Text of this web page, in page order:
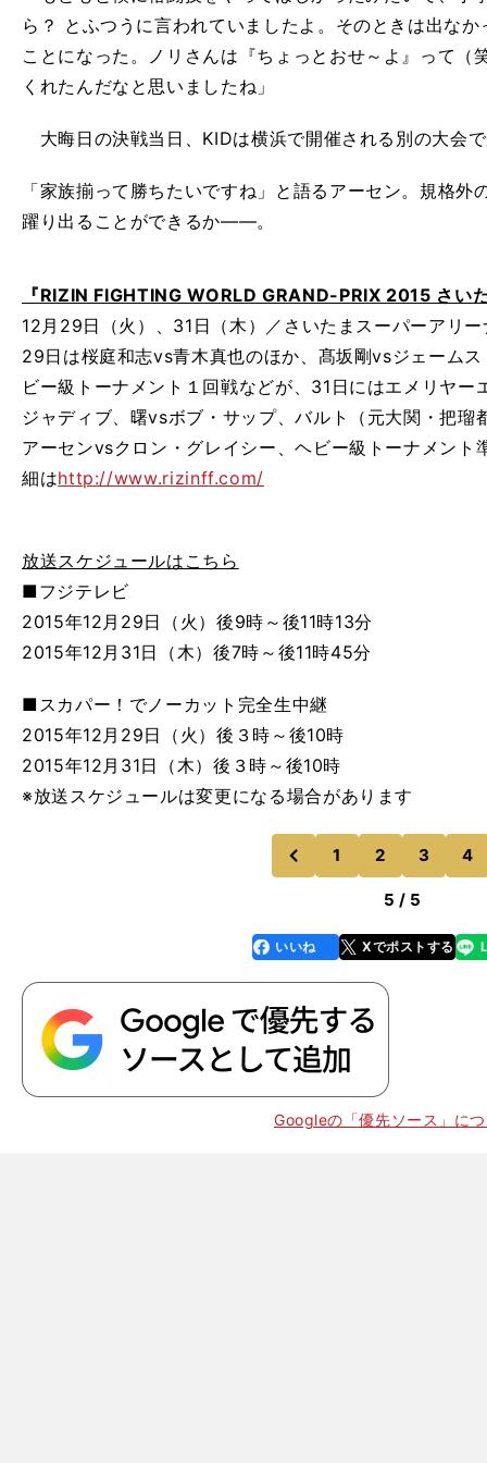
ら？ とふつうに言われていましたよ。そのときは出な
ことになった。ノリさんは『ちょっとおせ～よ』って（
くれたんだなと思いましたね」
大晦日の決戦当日、KIDは横浜で開催される別の大会
「家族揃って勝ちたいですね」と語るアーセン。規格
躍り出ることができるか――。
『RIZIN FIGHTING WORLD GRAND-PRIX 2015 さい
12月29日（火）、31日（木）／さいたまスーパーアリー
29日は桜庭和志vs青木真也のほか、髙坂剛vsジェーム
ビー級トーナメント１回戦などが、31日にはエメリヤ
ジャディブ、曙vsボブ・サップ、バルト（元大関・把
アーセンvsクロン・グレイシー、ヘビー級トーナメント
細はhttp://www.rizinff.com/
放送スケジュールはこちら
■フジテレビ
2015年12月29日（火）後9時～後11時13分
2015年12月31日（木）後7時～後11時45分
■スカパー！でノーカット完全生中継
2015年12月29日（火）後３時～後10時
2015年12月31日（木）後３時～後10時
※放送スケジュールは変更になる場合があります
前
のページへ
1 2 3 4
5 / 5
faceboo
k
いいね Xでポストする
line
Googleの「優先ソース」に